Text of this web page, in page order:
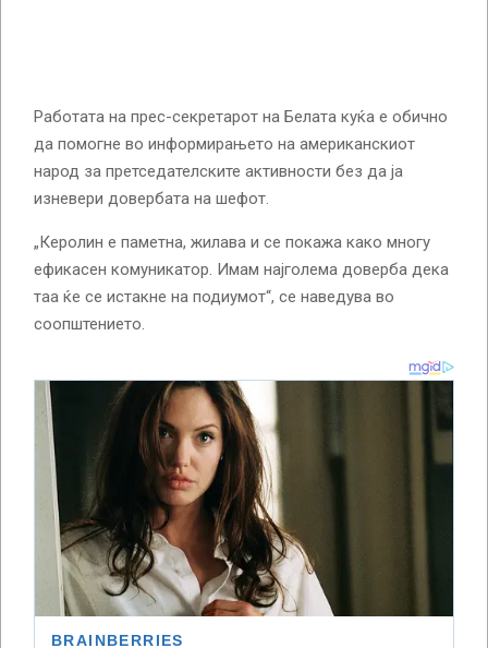
Работата на прес-секретарот на Белата куќа е обично
да помогне во информирањето на американскиот
народ за претседателските активности без да ја
изневери довербата на шефот.
„Керолин е паметна, жилава и се покажа како многу
ефикасен комуникатор. Имам најголема доверба дека
таа ќе се истакне на подиумот“, се наведува во
соопштението.